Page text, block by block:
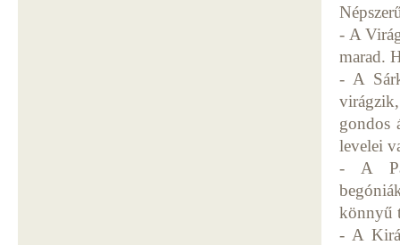
- A
marad.
- A
gondos
levelei
- A
könnyű
- A